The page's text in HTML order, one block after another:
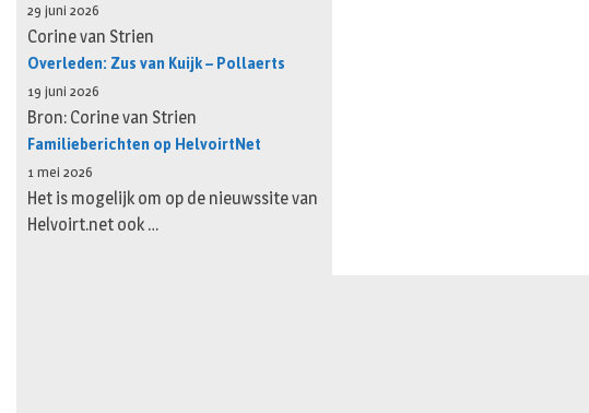
29 juni 2026
Corine van Strien
Overleden: Zus van Kuijk – Pollaerts
19 juni 2026
Bron: Corine van Strien
Familieberichten op HelvoirtNet
1 mei 2026
Het is mogelijk om op de nieuwssite van
Helvoirt.net ook …